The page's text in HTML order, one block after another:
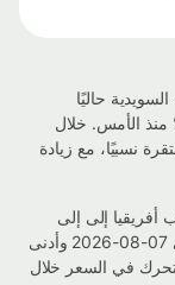
حاليًا
اليوم، مما يعكس تغييرًا بنسبة 0.774% منذ الأمس. خلال
نسبيًا، مع زيادة
إلى إلى
الكرونة السويدية بين أعلى مستوى 0.586202 في 07-08-2026 وأدنى
2026. حدث أكبر تحرك في السعر خلال